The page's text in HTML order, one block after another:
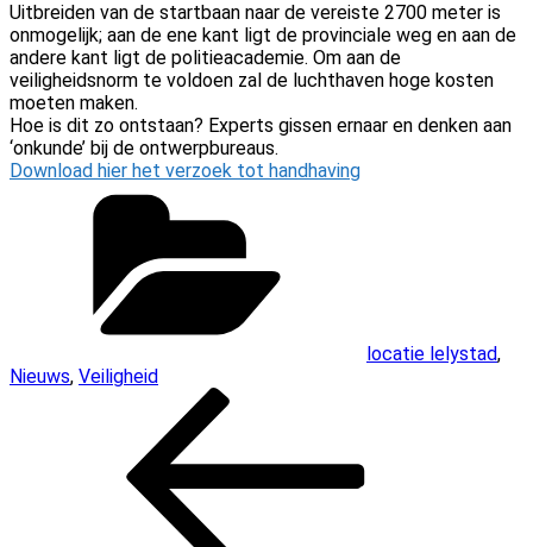
Uitbreiden van de startbaan naar de vereiste 2700 meter is
onmogelijk; aan de ene kant ligt de provinciale weg en aan de
andere kant ligt de politieacademie. Om aan de
veiligheidsnorm te voldoen zal de luchthaven hoge kosten
moeten maken.
Hoe is dit zo ontstaan? Experts gissen ernaar en denken aan
‘onkunde’ bij de ontwerpbureaus.
Download hier het verzoek tot handhaving
locatie lelystad,
Nieuws, Veiligheid